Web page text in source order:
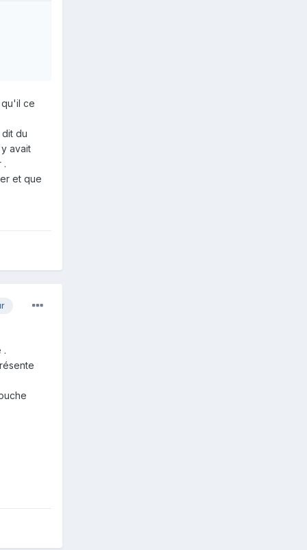
ce
du
avait
.
et que
.